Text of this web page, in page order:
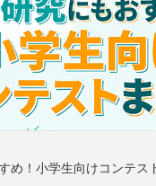
め！小学生向けコンテス